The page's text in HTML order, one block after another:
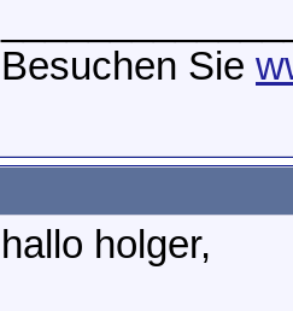
Besuchen Sie
hallo holger,